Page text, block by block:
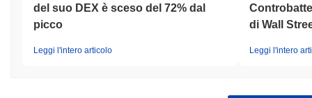
del suo DEX è sceso del 72% dal
picco
Leggi l'intero articolo
di Wall
Leggi l'intero